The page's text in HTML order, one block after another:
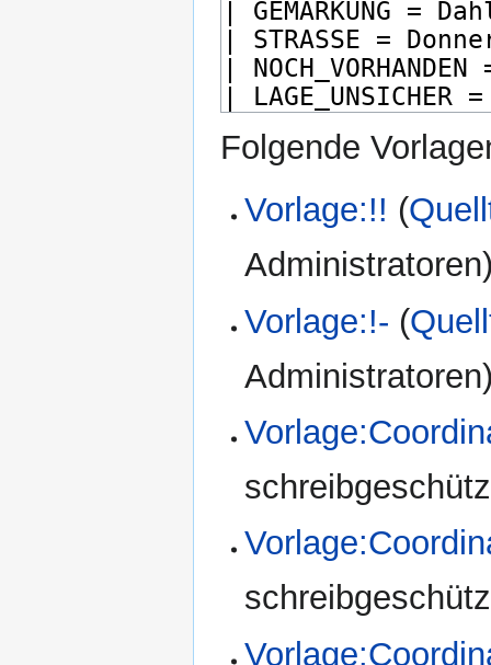
Folgende
Vorlage:!! (
Vorlage:!- (